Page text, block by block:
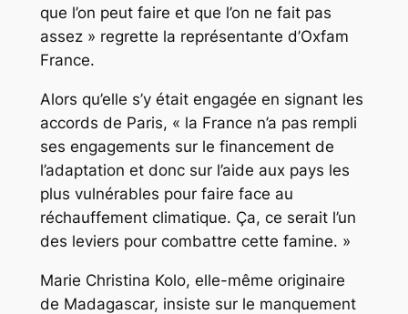
que l’on peut faire et que l’on ne fait pas
assez » regrette la représentante d’Oxfam
France.
Alors qu’elle s’y était engagée en signant les
accords de Paris, « la France n’a pas rempli
ses engagements sur le financement de
l’adaptation et donc sur l’aide aux pays les
plus vulnérables pour faire face au
réchauffement climatique. Ça, ce serait l’un
des leviers pour combattre cette famine. »
Marie Christina Kolo, elle-même originaire
de Madagascar, insiste sur le manquement